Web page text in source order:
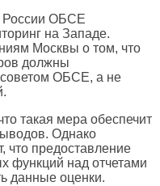
России ОБСЕ
на Западе.
Москвы о том, что
должны
ОБСЕ, а не
такая мера обеспечит
Однако
что предоставление
функций над отчетами
данные оценки.